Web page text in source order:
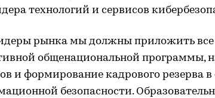
технологий и сервисов
рынка мы должны приложить все
общенациональной программы,
и формирование кадрового резерва в
безопасности.